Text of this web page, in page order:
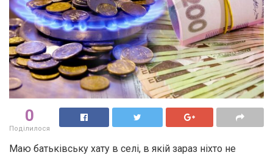
0
Поділилося
Маю батьківську хату в селі, в якій зараз ніхто не